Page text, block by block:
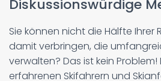
Diskussionswürdige
Sie können nicht die Hälfte Ihrer
damit verbringen, die
verwalten? Das ist kein
erfahrenen Skifahrern und